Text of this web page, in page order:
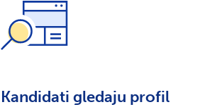
Kandidati gledaju profil